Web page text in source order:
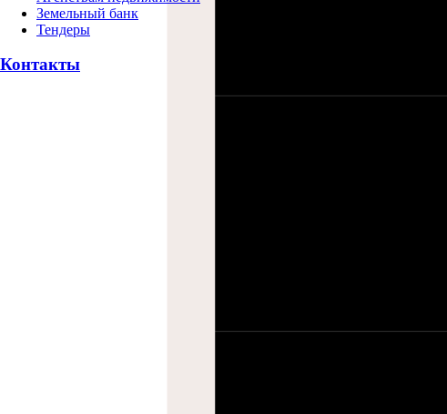
Земельный банк
Тендеры
Контакты